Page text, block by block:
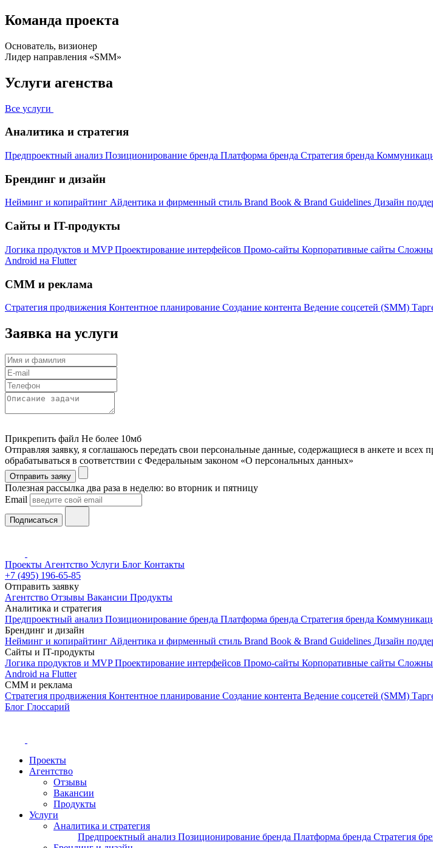
Команда проекта
Основатель, визионер
Лидер направления «SMM»
Услуги агенства
Все услуги
Аналитика и стратегия
Предпроектный анализ Позиционирование бренда Платформа бренда Стратегия бренда
Брендинг и дизайн
Нейминг и копирайтинг Айдентика и фирменный стиль Brand Book & Brand Guidelines Дизайн
Сайты и IT-продукты
Логика продуктов и MVPПроектирование интерфейсов Промо-сайты Корпоративные сайты
Android на Flutter
СММ и реклама
Стратегия продвижения Контентное планирование Создание контента Ведение соцсетей (SMM)
Заявка на услуги
Прикрепить файл Не более 10мб
Отправляя заявку, я соглашаюсь передать свои персональные данные, содержащиеся в анкете и
обрабатываться в соответствии с Федеральным законом «О персональных данных»
Отправить заяку
Полезная рассылка два раза в неделю: во вторник и пятницу
Email
Подписаться
Проекты Агентство Услуги Блог Контакты
+7 (495) 196-65-85
Отправить заявку
Агентство Отзывы Вакансии Продукты
Аналитика и стратегия
Предпроектный анализ Позиционирование бренда Платформа бренда Стратегия бренда
Брендинг и дизайн
Нейминг и копирайтинг Айдентика и фирменный стиль Brand Book & Brand Guidelines Дизайн
Сайты и IT-продукты
Логика продуктов и MVPПроектирование интерфейсов Промо-сайты Корпоративные сайты
Android на Flutter
СММ и реклама
Стратегия продвижения Контентное планирование Создание контента Ведение соцсетей (SMM)
Блог Глоссарий
Проекты
Агентство
Отзывы
Вакансии
Продукты
Услуги
Аналитика и стратегия
Предпроектный анализ Позиционирование бренда Платформа бренда Стратегия